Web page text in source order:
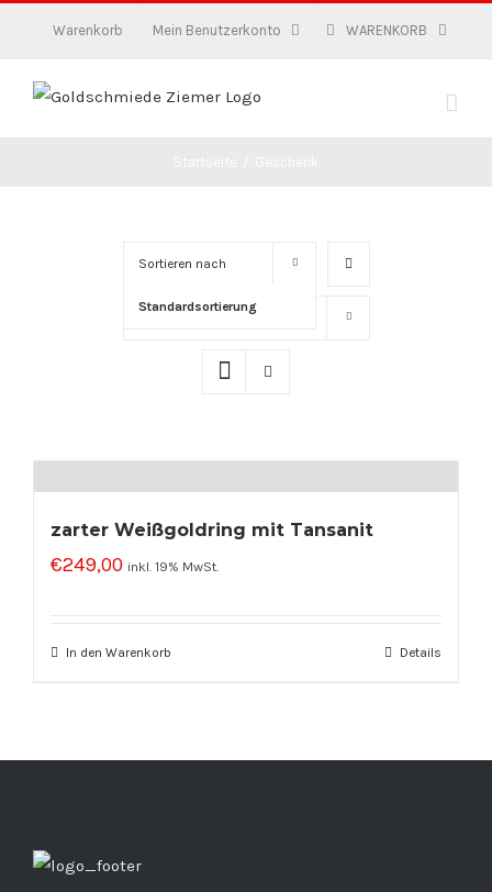
Warenkorb Mein Benutzerkonto WARENKORB
Sortieren nach
Standardsortierung
zarter Weißgoldring mit Tansanit
€249,00 inkl. 19% MwSt.
In den Warenkorb Details